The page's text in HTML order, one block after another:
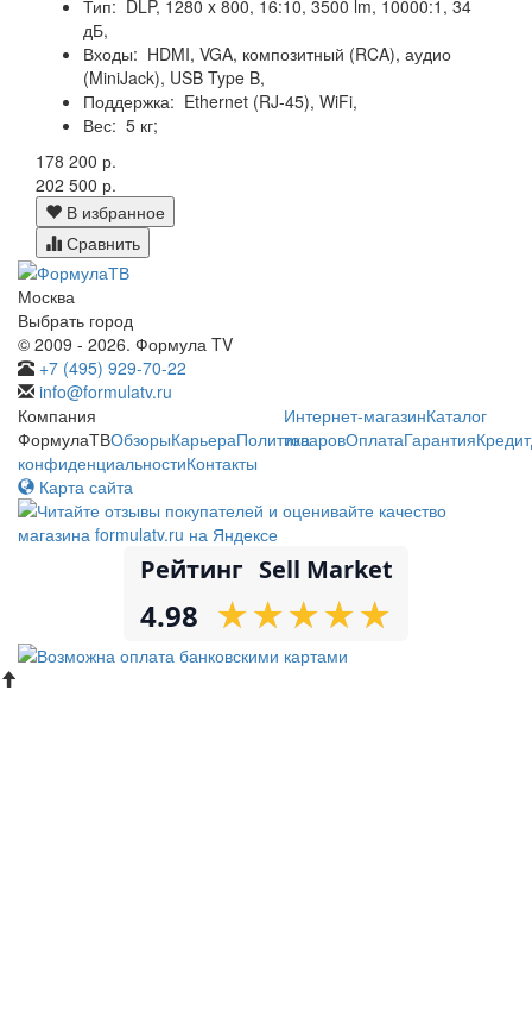
Тип: DLP, 1280 x 800, 16:10, 3500 lm, 10000:1, 34
дБ,
Входы: HDMI, VGA, композитный (RCA), аудио
(MiniJack), USB Type B,
Поддержка: Ethernet (RJ-45), WiFi,
Вес: 5 кг;
178 200 р.
202 500 р.
В избранное
Сравнить
Москва
Выбрать город
© 2009 - 2026. Формула TV
+7 (495) 929-70-22
info@formulatv.ru
Компания
ФормулаТВОбзорыКарьераПолитика
конфиденциальностиКонтакты
Интернет-магазинКаталог
товаровОплатаГарантияКредит
Карта сайта
Рейтинг Sell Market
4.98 ★
★★
★★
★★
★★
★